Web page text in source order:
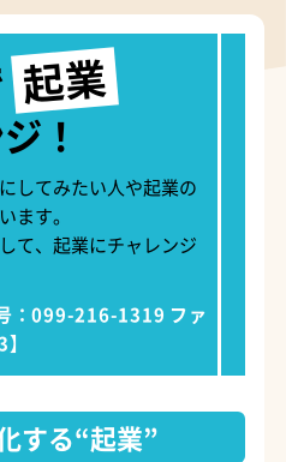
起業
！
してみたい人や起業の
ます。
て、起業にチャレンジ
：099-216-1319 ファ
する“起業”